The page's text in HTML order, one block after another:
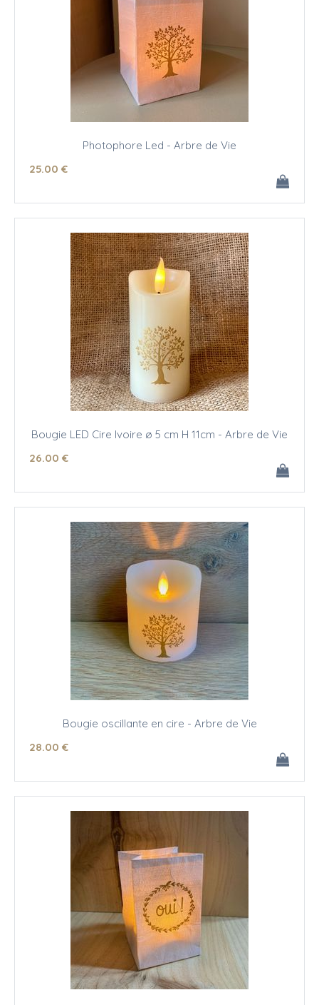
Photophore Led - Arbre de Vie
25.00 €
Bougie LED Cire Ivoire ø 5 cm H 11cm - Arbre de Vie
26.00 €
Bougie oscillante en cire - Arbre de Vie
28.00 €